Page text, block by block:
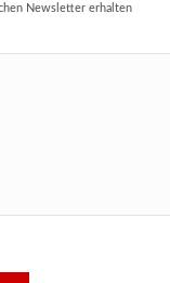
Newsletter erhalten